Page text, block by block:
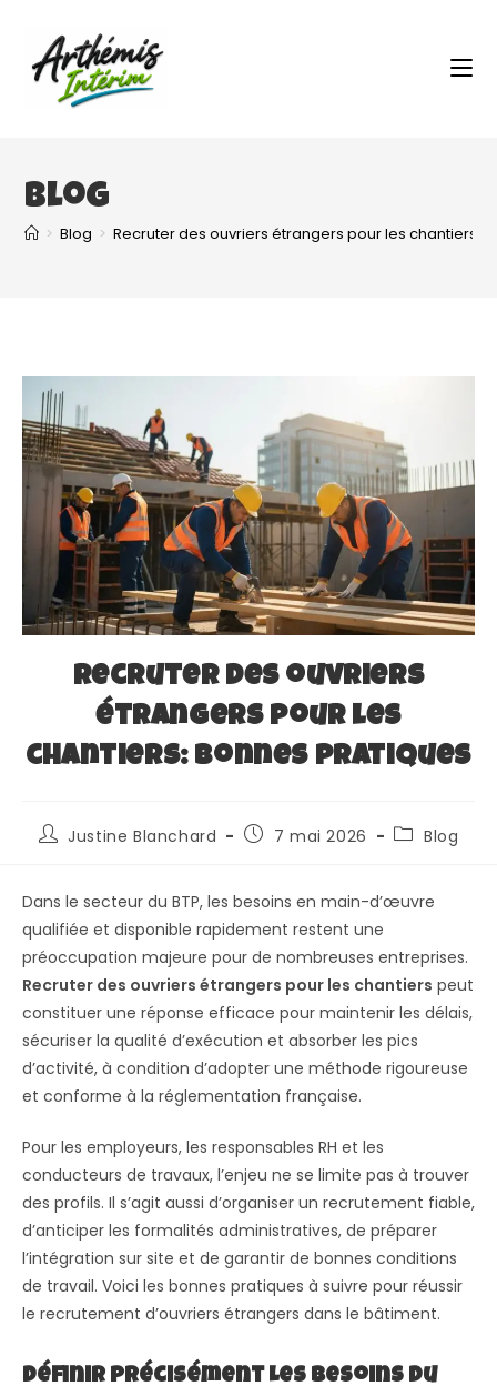
Blog
> Blog > Recruter des ouvriers étrangers pour les chantiers:
Recruter des ouvriers
étrangers pour les
chantiers: bonnes pratiques
Justine Blanchard 7 mai 2026 Blog
Dans le secteur du BTP, les besoins en main-d’œuvre
qualifiée et disponible rapidement restent une
préoccupation majeure pour de nombreuses entreprises.
Recruter des ouvriers étrangers pour les chantiers peut
constituer une réponse efficace pour maintenir les délais,
sécuriser la qualité d’exécution et absorber les pics
d’activité, à condition d’adopter une méthode rigoureuse
et conforme à la réglementation française.
Pour les employeurs, les responsables RH et les
conducteurs de travaux, l’enjeu ne se limite pas à trouver
des profils. Il s’agit aussi d’organiser un recrutement fiable,
d’anticiper les formalités administratives, de préparer
l’intégration sur site et de garantir de bonnes conditions
de travail. Voici les bonnes pratiques à suivre pour réussir
le recrutement d’ouvriers étrangers dans le bâtiment.
Définir précisément Les Besoins Du